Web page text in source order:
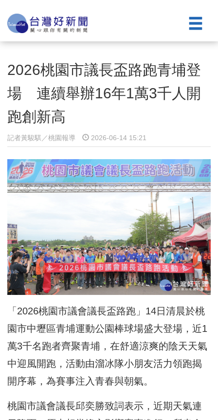
2026桃園市議長盃路跑青埔登
場 連續舉辦16年1萬3千人開
跑創新高
記者黃駿騏／桃園報導 2026-06-14 15:21
「2026桃園市議會議長盃路跑」14日清晨於桃
園市中壢區青埔運動公園棒球場盛大登場，近1
萬3千名跑者齊聚青埔，在舒適涼爽的陰天天氣
中迎風開跑，活動由溜冰隊小朋友活力領跑揭
開序幕，為賽事注入青春與朝氣。
桃園市議會議長邱奕勝致詞表示，近期天氣連